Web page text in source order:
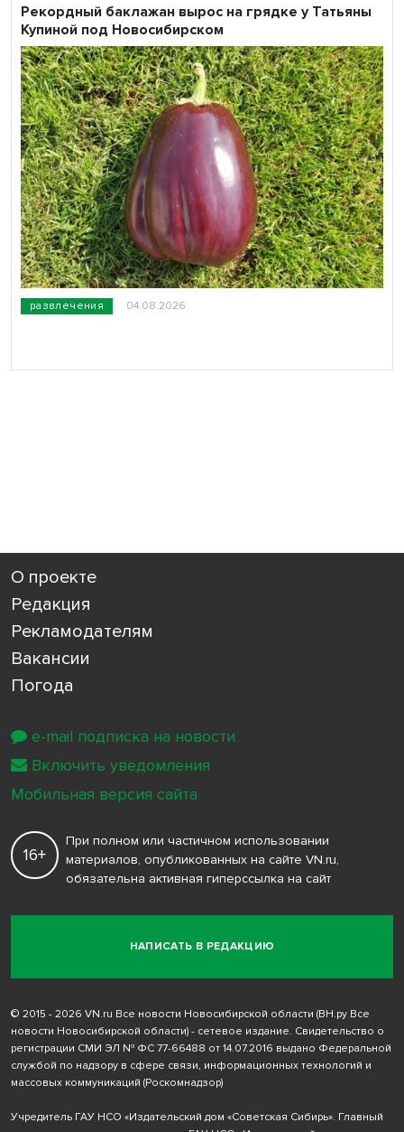
развлечения 04.08.2026
Рекордный баклажан вырос на грядке у Татьяны
Купиной под Новосибирском
О проекте
Редакция
Рекламодателям
Вакансии
Погода
НАПИСАТЬ В РЕДАКЦИЮ
16+
При полном или частичном использовании
материалов, опубликованных на сайте VN.ru,
обязательна активная гиперссылка на сайт
© 2015 - 2026 VN.ru Все новости Новосибирской области (ВН.ру Все
новости Новосибирской области) - сетевое издание. Свидетельство о
регистрации СМИ ЭЛ № ФС 77-66488 от 14.07.2016 выдано Федеральной
службой по надзору в сфере связи, информационных технологий и
массовых коммуникаций (Роскомнадзор)
Учредитель ГАУ НСО «Издательский дом «Советская Сибирь». Главный
e-mail подписка на новости
Включить уведомления
Мобильная версия сайта